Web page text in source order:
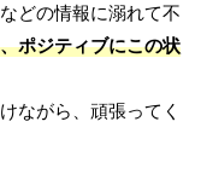
どの情報に溺れて不
ポジティブにこの状
ながら、頑張ってく